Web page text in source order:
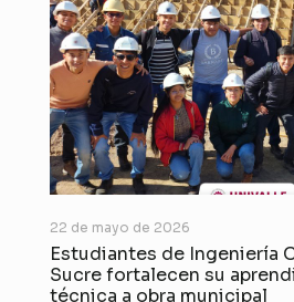
22 de mayo de 2026
Estudiantes de Ingeniería
Sucre fortalecen su
técnica a obra municipal